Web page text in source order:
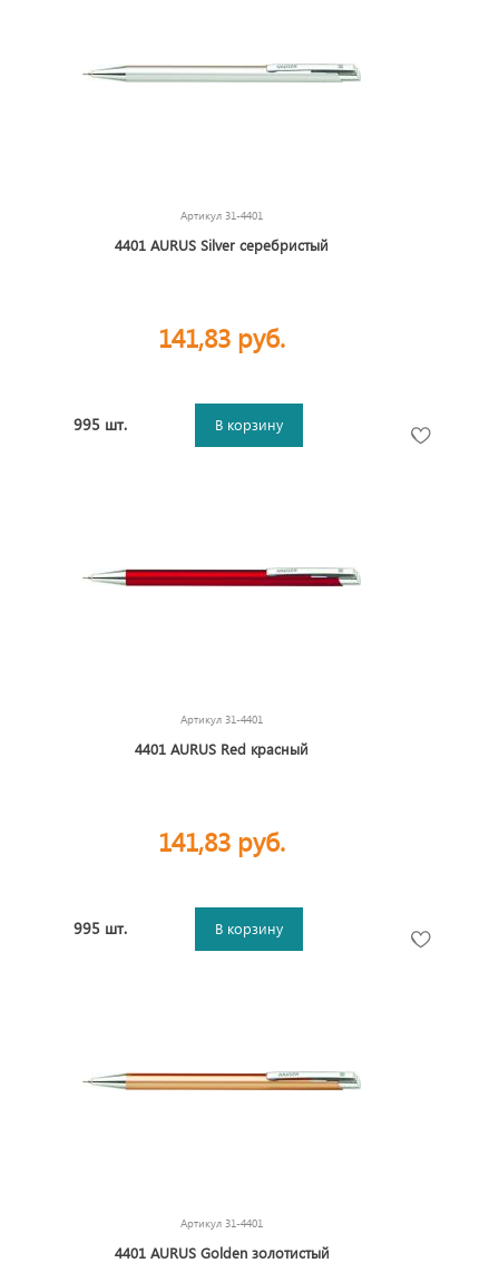
Артикул 31-4401
4401 AURUS Silver серебристый
141,83 руб.
995 шт. В корзину
Артикул 31-4401
4401 AURUS Red красный
141,83 руб.
995 шт. В корзину
Артикул 31-4401
4401 AURUS Golden золотистый